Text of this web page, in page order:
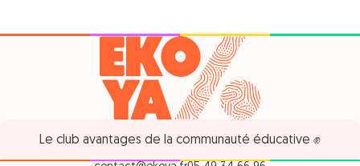
Le club avantages de la communauté éducative ✊